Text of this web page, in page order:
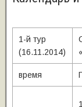
1-й тур
(16.11.2014)
время